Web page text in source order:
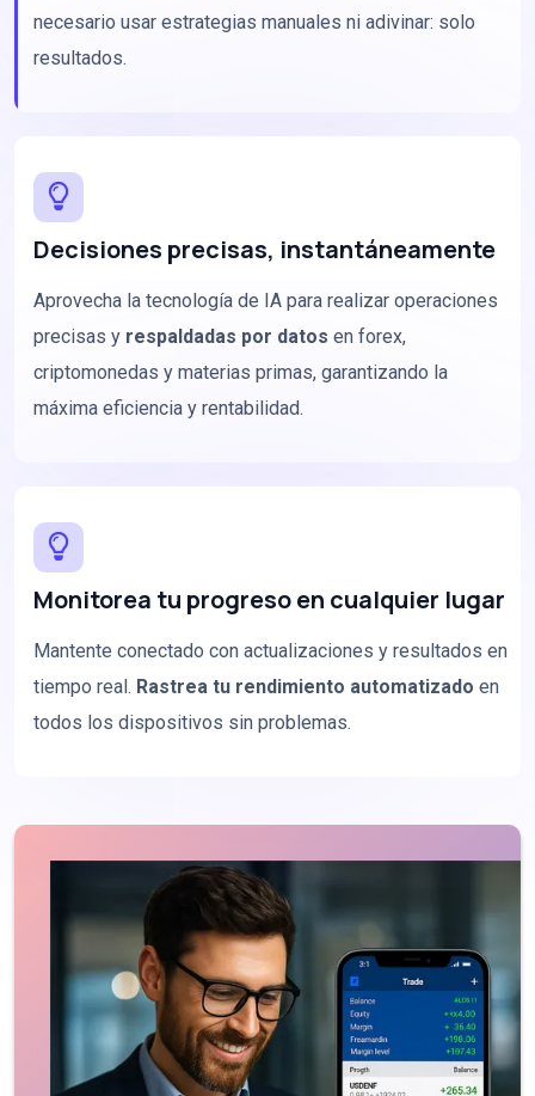
necesario usar estrategias manuales ni adivinar: solo
resultados.
Decisiones precisas, instantáneamente
Aprovecha la tecnología de IA para realizar operaciones
precisas y respaldadas por datos en forex,
criptomonedas y materias primas, garantizando la
máxima eficiencia y rentabilidad.
Monitorea tu progreso en cualquier lugar
Mantente conectado con actualizaciones y resultados en
tiempo real. Rastrea tu rendimiento automatizado en
todos los dispositivos sin problemas.